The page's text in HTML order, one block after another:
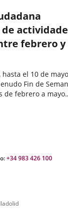
febrero y
el 10 de
Fin de
de febrero a mayo
+34 983 426 100